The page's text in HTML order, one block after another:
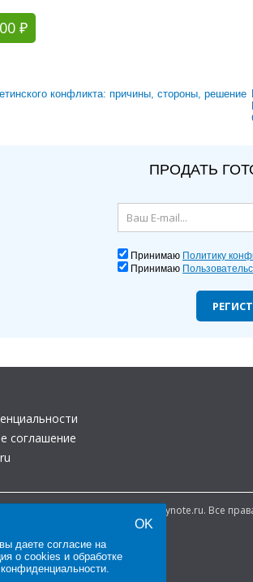
₽
конфликта: причины, стороны, решение
ПРОДАТЬ
Принимаю Политику
Принимаю
соглашение
студенту и для студента - Studynote.ru. Все
OK
даете согласие на
о cookies и обработке
.